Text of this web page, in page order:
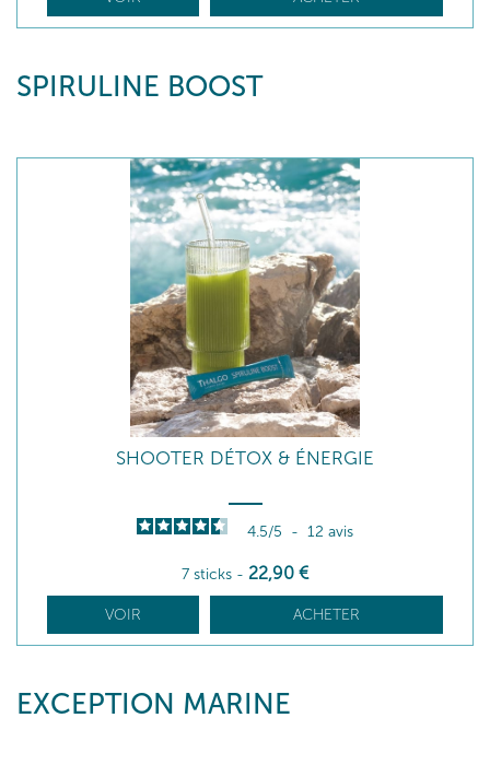
SPIRULINE BOOST
SHOOTER DÉTOX & ÉNERGIE
4.5/5 - 12 avis
7 sticks - 22,90 €
VOIR ACHETER
EXCEPTION MARINE